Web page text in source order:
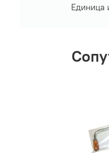
Единица